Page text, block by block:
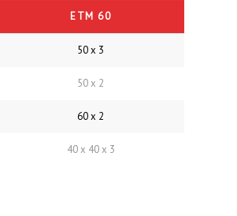
ETM 60
50 x 3
50 x 2
60 x 2
40 x 40 x 3